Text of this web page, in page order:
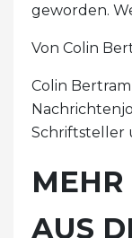
geworden.
Von Colin
Colin
Schriftsteller
MEHR
AUS